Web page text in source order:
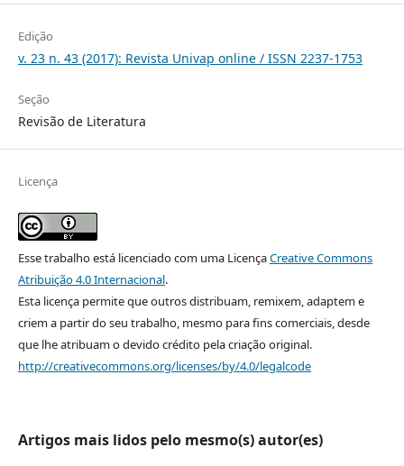
Edição
v. 23 n. 43 (2017): Revista Univap online / ISSN 2237-1753
Seção
Revisão de Literatura
Licença
Esse trabalho está licenciado com uma LicençaCreative Commons
Atribuição 4.0 Internacional.
Esta licença permite que outros distribuam, remixem, adaptem e
criem a partir do seu trabalho, mesmo para fins comerciais, desde
que lhe atribuam o devido crédito pela criação original.
http://creativecommons.org/licenses/by/4.0/legalcode
Artigos mais lidos pelo mesmo(s) autor(es)